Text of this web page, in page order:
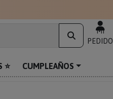
MI
PEDIDO
⭐ CUMPLEAÑOS